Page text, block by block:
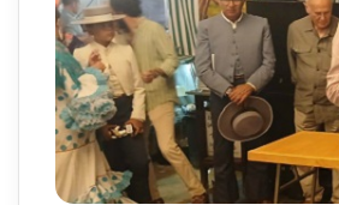
b
a
l
l
o
v
o
l